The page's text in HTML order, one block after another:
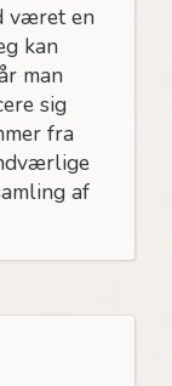
været en
kan
man
sig
fra
af